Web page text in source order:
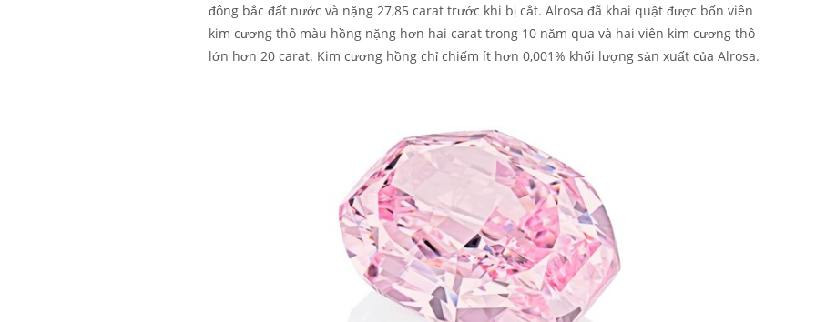
đông bắc đất nước và nặng 27,85 carat trước khi bị cắt. Alrosa đã khai quật được bốn viên
kim cương thô màu hồng nặng hơn hai carat trong 10 năm qua và hai viên kim cương thô
lớn hơn 20 carat. Kim cương hồng chỉ chiếm ít hơn 0,001% khối lượng sản xuất của Alrosa.